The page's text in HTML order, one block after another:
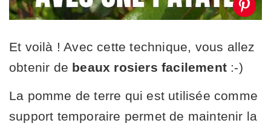
Et voilà ! Avec cette technique, vous allez
obtenir de beaux rosiers facilement :-)
La pomme de terre qui est utilisée comme
support temporaire permet de maintenir la